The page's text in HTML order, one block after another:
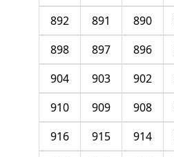
890
891
892
896
897
898
902
903
904
908
909
910
914
915
916